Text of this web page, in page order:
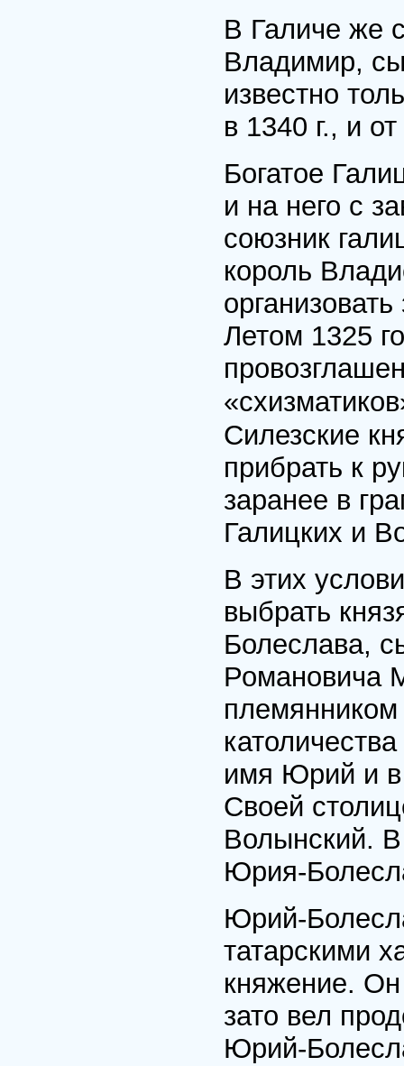
В Галиче же
Владимир,
известно
в 1340 г., и
Богатое
и на него с
союзник
король
Летом 1325
Силезские
прибрать к
заранее в
Галицких и
В этих
выбрать
Болеслава,
Романовича
имя Юрий и в
Своей
Волынский.
Юрия-
Юрий-
татарскими
княжение.
зато вел
Юрий-